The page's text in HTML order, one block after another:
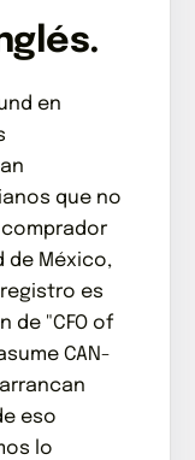
en
que no
de México,
registro es
de "CFO of
CAN-
eso
lo